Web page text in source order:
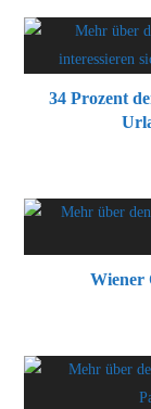
34 Prozent
Wiener